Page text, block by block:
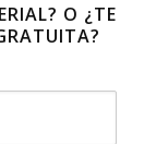
O ¿TE